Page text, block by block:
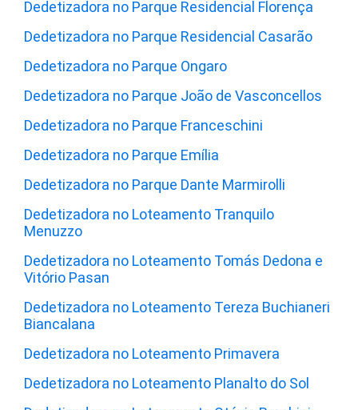
Dedetizadora no Parque Residencial Florença
Dedetizadora no Parque Residencial Casarão
Dedetizadora no Parque Ongaro
Dedetizadora no Parque João de Vasconcellos
Dedetizadora no Parque Franceschini
Dedetizadora no Parque Emília
Dedetizadora no Parque Dante Marmirolli
Dedetizadora no Loteamento Tranquilo
Menuzzo
Dedetizadora no Loteamento Tomás Dedona e
Vitório Pasan
Dedetizadora no Loteamento Tereza Buchianeri
Biancalana
Dedetizadora no Loteamento Primavera
Dedetizadora no Loteamento Planalto do Sol